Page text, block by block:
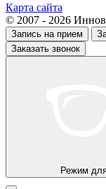
Карта сайта
© 2007 - 2026
Запись на прием
Заказать звонок
Режим